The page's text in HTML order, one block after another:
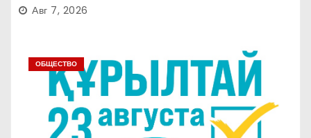
Авг 7, 2026
ОБЩЕСТВО